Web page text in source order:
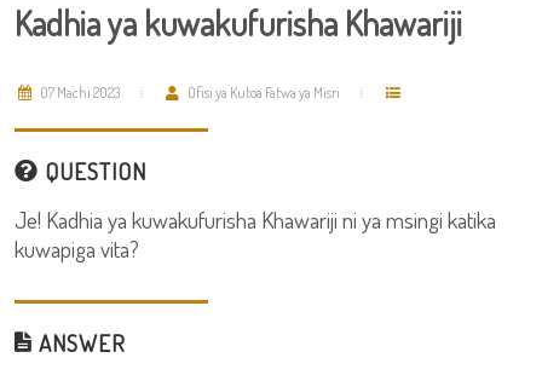
Kadhia ya kuwakufurisha Khawariji
07 Machi 2023 Ofisi ya Kutoa Fatwa ya Misri
QUESTION
Je! Kadhia ya kuwakufurisha Khawariji ni ya msingi katika
kuwapiga vita?
ANSWER